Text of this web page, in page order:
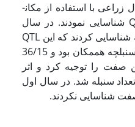
ریز ماهواره در طول سه سال زراعی با استفاده از مکان­
یابی فاصله­ای مرکب 17 QTL شناسایی نمودند. در سال
دوم یک QTL برای تعداد سنبله شناسایی کردند که این QTL
در کروموزوم 7 با QTL تعداد سنبلچه هممکان بود و 36/15
صفت را توجیه کرد و اثر
کاهش تعداد سنبله شد. در سال اول